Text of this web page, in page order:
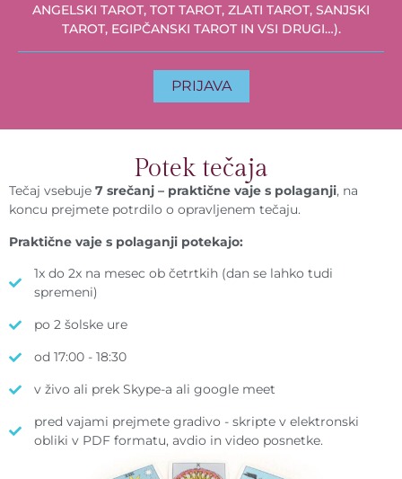
ANGELSKI TAROT, TOT TAROT, ZLATI TAROT, SANJSKI
TAROT, EGIPČANSKI TAROT IN VSI DRUGI…).
PRIJAVA
Potek tečaja
Tečaj vsebuje 7 srečanj – praktične vaje s polaganji, na
koncu prejmete potrdilo o opravljenem tečaju.
Praktične vaje s polaganji potekajo:
1x do 2x na mesec ob četrtkih (dan se lahko tudi
spremeni)
po 2 šolske ure
od 17:00 - 18:30
v živo ali prek Skype-a ali google meet
pred vajami prejmete gradivo - skripte v elektronski
obliki v PDF formatu, avdio in video posnetke.